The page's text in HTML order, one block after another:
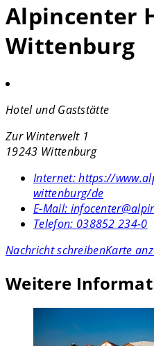
Alpincenter
Wittenburg
Hotel und Gaststätte
Zur Winterwelt 1
19243 Wittenburg
Internet:https://
wittenburg/de
E-Mail:
Telefon: 038852 234-0
Nachricht schreibenKarte
Weitere